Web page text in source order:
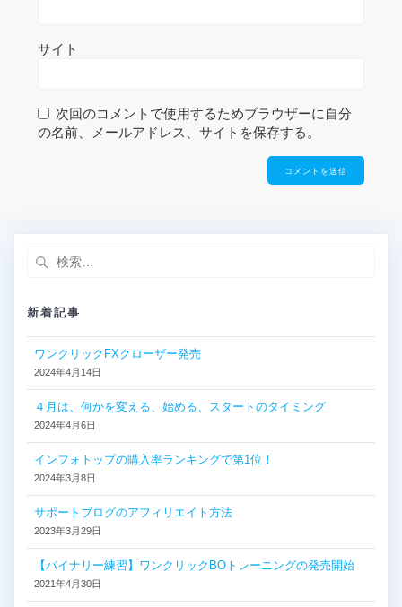
サイト
次回のコメントで使用するためブラウザーに自分
の名前、メールアドレス、サイトを保存する。
検
新着記事
ワンクリックFXクローザー発売
2024年4月14日
４月は、何かを変える、始める、スタートのタイミング
2024年4月6日
インフォトップの購入率ランキングで第1位！
2024年3月8日
サポートブログのアフィリエイト方法
2023年3月29日
【バイナリー練習】ワンクリックBOトレーニングの発売開始
2021年4月30日